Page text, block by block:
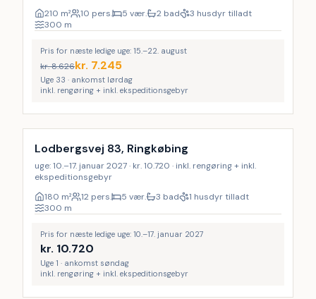
210 m² 10 pers. 5 vær. 2 bad
3 husdyr tilladt
300 m
Pris for næste ledige uge: 15.–22. august
kr.8.626kr. 7.245
Uge 33 · ankomst lørdag
inkl. rengøring + inkl. ekspeditionsgebyr
Inkl. rengøring
Lodbergsvej 83, Ringkøbing
uge: 10.–17. januar 2027 · kr. 10.720 · inkl. rengøring + inkl.
ekspeditionsgebyr
180 m² 12 pers. 5 vær. 3 bad
1 husdyr tilladt
300 m
Pris for næste ledige uge: 10.–17. januar 2027
kr. 10.720
Uge 1 · ankomst søndag
inkl. rengøring + inkl. ekspeditionsgebyr